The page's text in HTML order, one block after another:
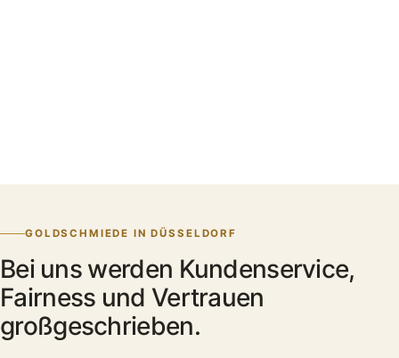
GOLDSCHMIEDE IN DÜSSELDORF
Bei uns werden Kundenservice,
Fairness und Vertrauen
großgeschrieben.